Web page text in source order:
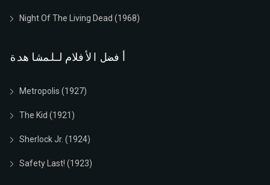
Night Of The Living Dead (1968)
أفضل الأفلام للمشاهدة
Metropolis (1927)
The Kid (1921)
Sherlock Jr. (1924)
Safety Last! (1923)